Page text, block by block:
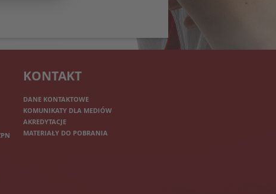
KONTAKT
DANE KONTAKTOWE
KOMUNIKATY DLA MEDIÓW
AKREDYTACJE
MATERIAŁY DO POBRANIA